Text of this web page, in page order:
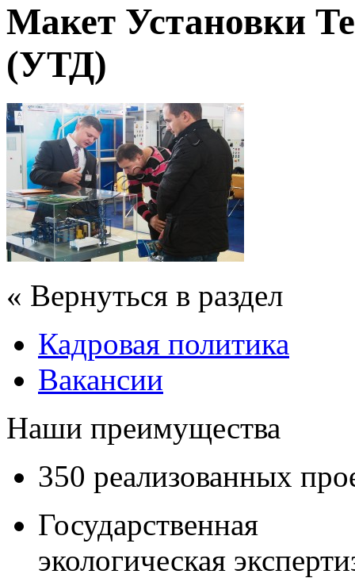
Макет Установки
(УТД)
« Вернуться в раздел
Кадровая политика
Вакансии
Наши преимущества
350 реализованных
Государственная
экологическая